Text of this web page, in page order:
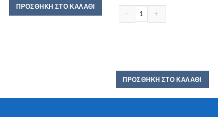
ΠΡΟΣΘΉΚΗ ΣΤΟ ΚΑΛΆΘΙ
ΠΡΟΣΘΉΚΗ ΣΤΟ ΚΑΛΆΘΙ